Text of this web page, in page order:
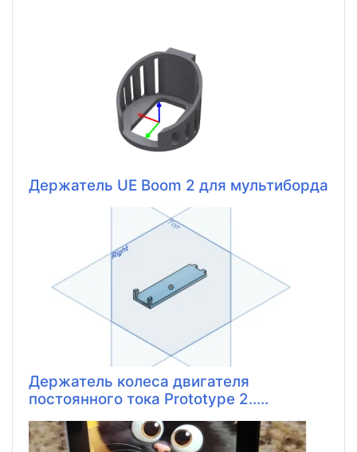
Держатель UE Boom 2 для мультиборда
Держатель колеса двигателя
постоянного тока Prototype 2.....